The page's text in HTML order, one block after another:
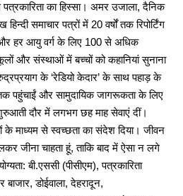
का हिस्सा। अमर उजाला, दैनिक
समाचार पत्रों में 20 वर्षों तक रिपोर्टिंग
हर आयु वर्ग के लिए 100 से अधिक
और संस्थाओं में बच्चों को कहानियां सुनाना
के ‘रेडियो केदार’ के साथ पहाड़ के
तक पहुंचाईं और सामुदायिक जागरूकता के लिए
दौर में लगभग छह माह सेवाएं दीं।
के माध्यम से स्वच्छता का संदेश दिया। जीवन
जीना चाहता हूं, ताकि बाद में ऐसा न लगे
बी.एससी (पीसीएम), पत्रकारिता
डोईवाला, देहरादून,